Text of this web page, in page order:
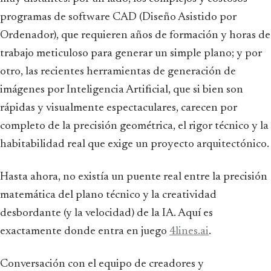
programas de software CAD (Diseño Asistido por
Ordenador), que requieren años de formación y horas de
trabajo meticuloso para generar un simple plano; y por
otro, las recientes herramientas de generación de
imágenes por Inteligencia Artificial, que si bien son
rápidas y visualmente espectaculares, carecen por
completo de la precisión geométrica, el rigor técnico y la
habitabilidad real que exige un proyecto arquitectónico.
Hasta ahora, no existía un puente real entre la precisión
matemática del plano técnico y la creatividad
desbordante (y la velocidad) de la IA. Aquí es
exactamente donde entra en juego 4lines.ai.
Conversación con el equipo de creadores y